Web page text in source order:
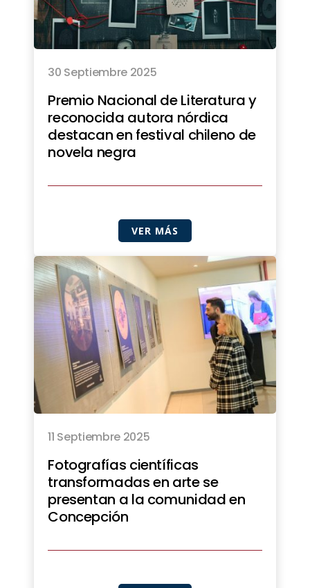
30 Septiembre 2025
Premio Nacional de Literatura y
reconocida autora nórdica
destacan en festival chileno de
novela negra
VER MÁS
11 Septiembre 2025
Fotografías científicas
transformadas en arte se
presentan a la comunidad en
Concepción